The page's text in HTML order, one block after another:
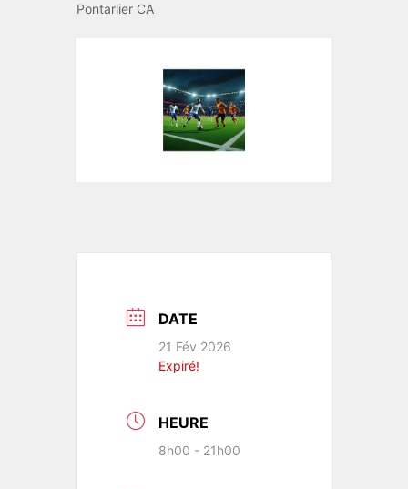
Pontarlier CA
DATE
21 Fév 2026
Expiré!
HEURE
8h00 - 21h00